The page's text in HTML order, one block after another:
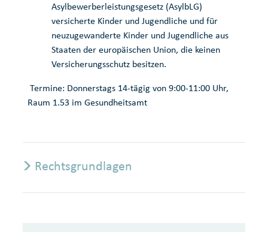
Asylbewerberleistungsgesetz (AsylbLG)
versicherte Kinder und Jugendliche und für
neuzugewanderte Kinder und Jugendliche aus
Staaten der europäischen Union, die keinen
Versicherungsschutz besitzen.
Termine: Donnerstags 14-tägig von 9:00-11:00 Uhr,
Raum 1.53 im Gesundheitsamt
Rechtsgrundlagen